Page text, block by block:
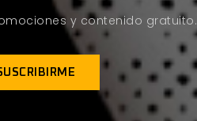
y contenido gratuito.